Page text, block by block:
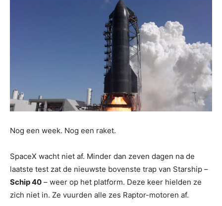
Nog een week. Nog een raket.
SpaceX wacht niet af. Minder dan zeven dagen na de
laatste test zat de nieuwste bovenste trap van Starship –
Schip 40 – weer op het platform. Deze keer hielden ze
zich niet in. Ze vuurden alle zes Raptor-motoren af.